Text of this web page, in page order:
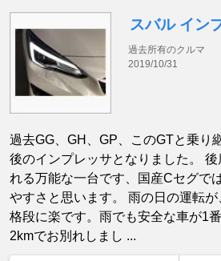
スバル イン
過去所有のクルマ
2019/10/31
過去GG、GH、GP、このGTと乗り
後のインプレッサとなりました。
れる万能な一台です、国産Cセグで
やすさと思います。 雨の日の運転
格段に楽です。雨でも安全な車が1
2kmでお別れしまし ...